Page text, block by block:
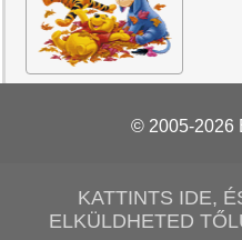
© 2005-2026
KATTINTS IDE,
ELKÜLDHETED